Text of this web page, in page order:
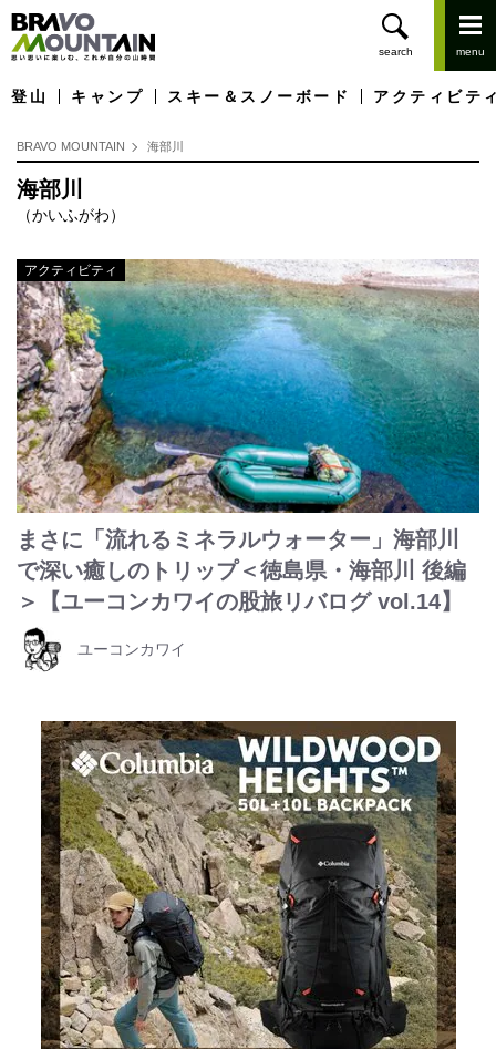
登山 キャンプ スキー＆スノーボード アクティビテ
BRAVO MOUNTAIN 海部川
海部川
（かいふがわ）
アクティビティ
まさに「流れるミネラルウォーター」海部川
で深い癒しのトリップ＜徳島県・海部川 後編
＞【ユーコンカワイの股旅リバログ vol.14】
ユーコンカワイ